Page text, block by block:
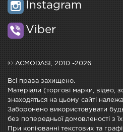
Instagram
Viber
© ACMODASI, 2010 -2026
Всі права захищено.
Матеріали (торгові марки, відео,
знаходяться на цьому сайті
Заборонено використовувати
без попередньої домовленості з
При копіюванні текстових та